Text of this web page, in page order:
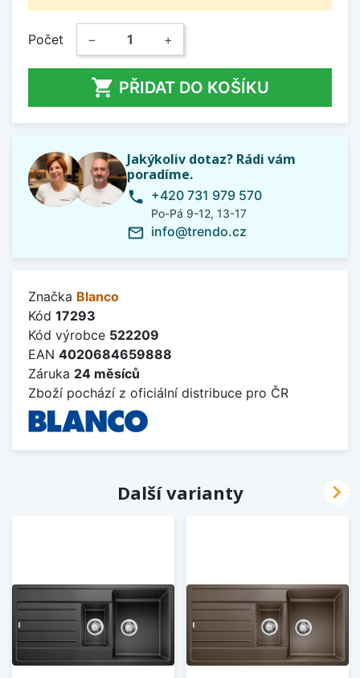
Počet − +
 PŘIDAT DO KOŠÍKU
Jakýkoliv dotaz? Rádi vám
poradíme.
phone +420 731 979 570
Po-Pá 9-12, 13-17
mail_outline info@trendo.cz
Značka Blanco
Kód 17293
Kód výrobce 522209
EAN 4020684659888
Záruka 24 měsíců
Zboží pochází z oficiální distribuce pro ČR
Další varianty 